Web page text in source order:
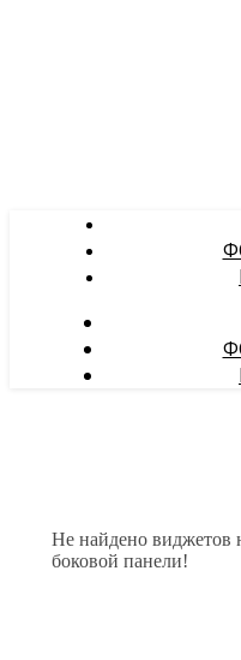
Не найдено виджетов
боковой панели!